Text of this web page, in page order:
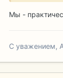
Мы -
С уважением,